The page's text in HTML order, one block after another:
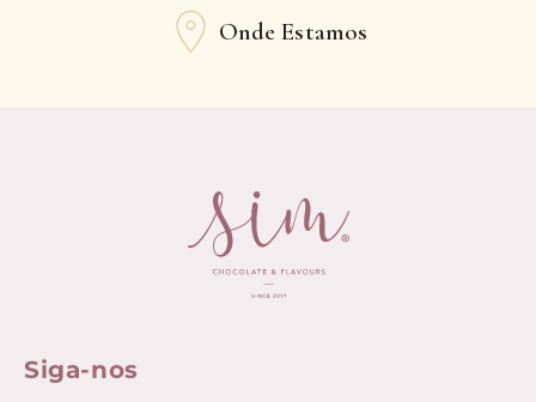
Onde Estamos
Siga-nos